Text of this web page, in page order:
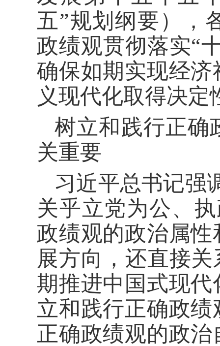
五”规划纲要），
政绩观贯彻落实“
确保如期实现经
义现代化取得决
树立和践行正确
关重要
习近平总书记强
关乎立党为公、
政绩观的政治属
展方向，还直接
期推进中国式现
立和践行正确政
正确政绩观的政